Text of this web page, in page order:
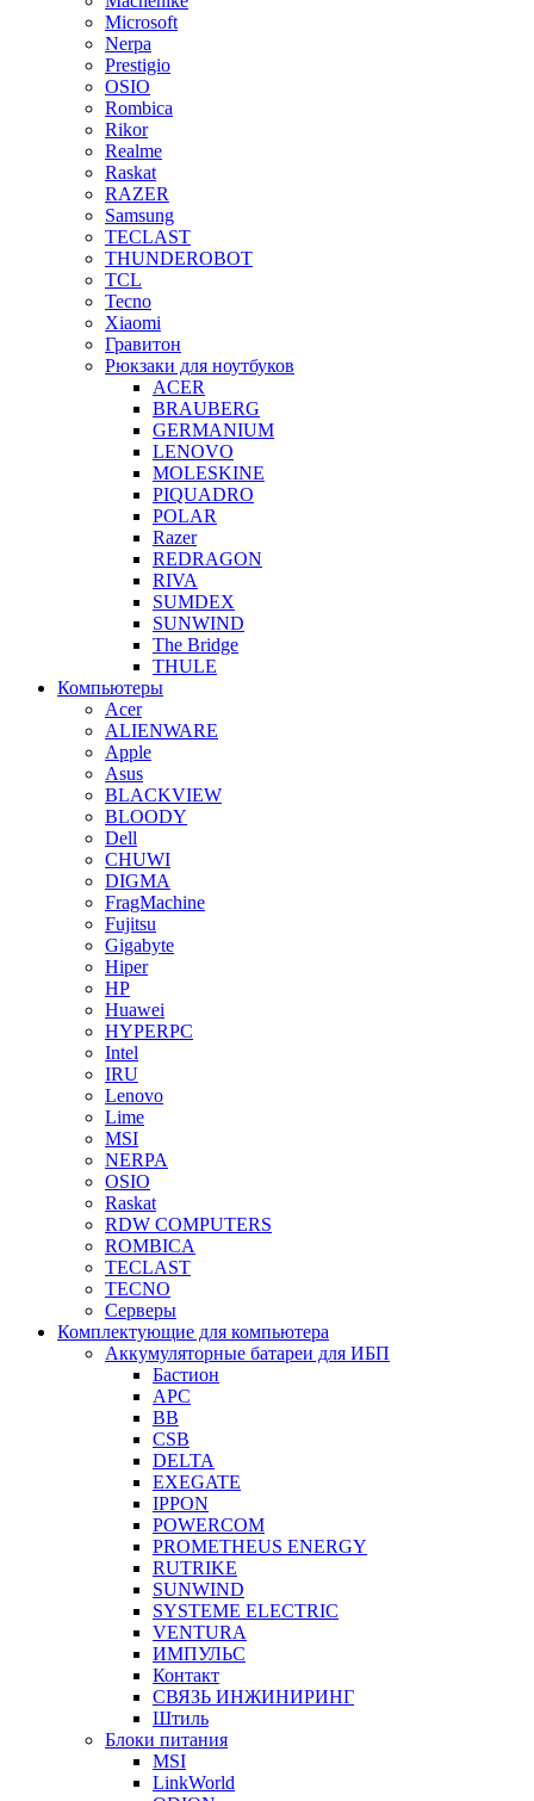
Microsoft
Nerpa
Prestigio
OSIO
Rombica
Rikor
Realme
Raskat
RAZER
Samsung
TECLAST
THUNDEROBOT
TCL
Tecno
Xiaomi
Гравитон
Рюкзаки для ноутбуков
ACER
BRAUBERG
GERMANIUM
LENOVO
MOLESKINE
PIQUADRO
POLAR
Razer
REDRAGON
RIVA
SUMDEX
SUNWIND
The Bridge
THULE
Компьютеры
Acer
ALIENWARE
Apple
Asus
BLACKVIEW
BLOODY
Dell
CHUWI
DIGMA
FragMachine
Fujitsu
Gigabyte
Hiper
HP
Huawei
HYPERPC
Intel
IRU
Lenovo
Lime
MSI
NERPA
OSIO
Raskat
RDW COMPUTERS
ROMBICA
TECLAST
TECNO
Серверы
Комплектующие для компьютера
Аккумуляторные батареи для ИБП
Бастион
APC
BB
CSB
DELTA
EXEGATE
IPPON
POWERCOM
PROMETHEUS ENERGY
RUTRIKE
SUNWIND
SYSTEME ELECTRIC
VENTURA
ИМПУЛЬС
Контакт
СВЯЗЬ ИНЖИНИРИНГ
Штиль
Блоки питания
MSI
LinkWorld